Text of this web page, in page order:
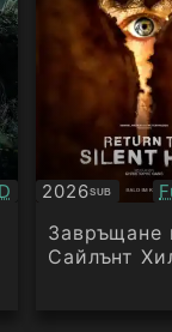
2026SUB
Субтитри
Завръщане
Сайлънт